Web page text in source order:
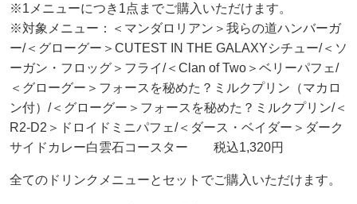
※1メニューにつき1点までご購入いただけます。
※対象メニュー：＜マンダロリアン＞我らの道ハンバーガ
ー/＜グローグー＞CUTEST IN THE GALAXYシチュー/＜ソ
ーガン・フロッグ＞フライ/＜Clan of Two＞ベリーパフェ/
＜グローグー＞フォースを秘めた？ミルクプリン（マカロ
ン付）/＜グローグー＞フォースを秘めた？ミルクプリン/＜
R2-D2＞ドロイドミニパフェ/＜ダース・ベイダー＞ダーク
サイドカレー白雲石コースター 税込1,320円
全てのドリンクメニューとセットでご購入いただけます。